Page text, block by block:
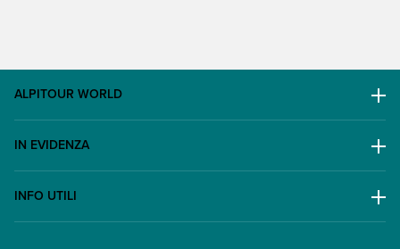
ALPITOUR WORLD
AWARD
Lavora con noi
Contatti
IN EVIDENZA
Escursioni
INFO UTILI
FAQ